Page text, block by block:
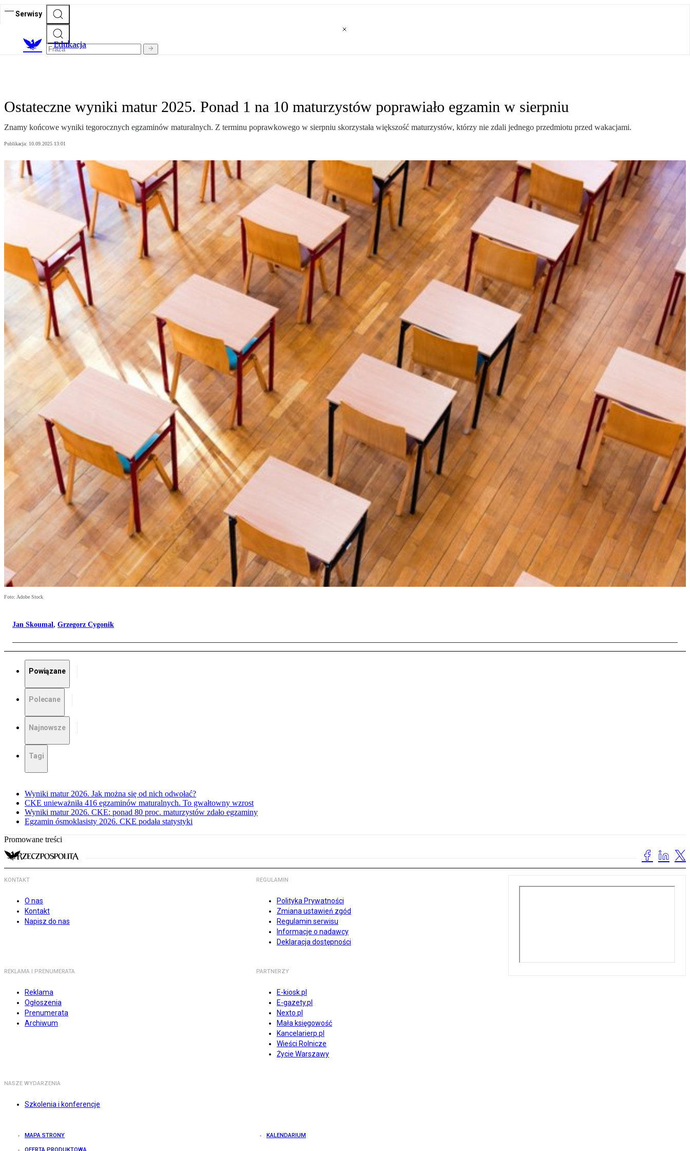
Serwisy
Edukacja
Ostateczne wyniki matur 2025. Ponad 1 na 10 maturzystów poprawiało egzamin w sierpniu
Znamy końcowe wyniki tegorocznych egzaminów maturalnych. Z terminu poprawkowego w sierpniu skorzystała większość maturzystów, którzy nie zdali jednego przedmiotu przed wakacjami.
Publikacja: 10.09.2025 13:01
Foto: Adobe Stock
Jan Skoumal, Grzegorz Cygonik
Powiązane
Polecane
Najnowsze
Tagi
Wyniki matur 2026. Jak można się od nich odwołać?
CKE unieważniła 416 egzaminów maturalnych. To gwałtowny wzrost
Wyniki matur 2026. CKE: ponad 80 proc. maturzystów zdało egzaminy
Egzamin ósmoklasisty 2026. CKE podała statystyki
Promowane treści
KONTAKT
O nas
Kontakt
Napisz do nas
REGULAMIN
Polityka Prywatności
Zmiana ustawień zgód
Regulamin serwisu
Informacje o nadawcy
Deklaracja dostępności
REKLAMA I PRENUMERATA
Reklama
Ogłoszenia
Prenumerata
Archiwum
PARTNERZY
E-kiosk.pl
E-gazety.pl
Nexto.pl
Mała księgowość
Kancelarierp.pl
Wieści Rolnicze
Życie Warszawy
NASZE WYDARZENIA
Szkolenia i konferencje
MAPA STRONY KALENDARIUM